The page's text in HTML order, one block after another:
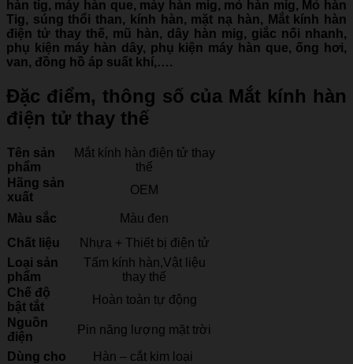
hàn tig, máy hàn que, máy hàn mig, mỏ hàn mig, Mỏ hàn
Tig, súng thổi than, kính hàn, mặt nạ hàn, Mắt kính hàn
điện tử thay thế, mũ hàn, dây hàn mig, giắc nối nhanh,
phụ kiện máy hàn dây, phụ kiện máy hàn que, ống hơi,
van, đồng hồ áp suất khí,….
Đặc điểm, thông số của Mắt kính hàn
điện tử thay thế
Tên sản
phẩm
Mắt kính hàn điện tử thay
thế
Hãng sản
xuất
OEM
Màu sắc
Màu đen
Chất liệu
Nhựa + Thiết bị điện tử
Loại sản
phẩm
Tấm kính hàn,Vật liệu
thay thế
Chế độ
bật tắt
Hoàn toàn tự động
Nguồn
điện
Pin năng lượng mặt trời
Dùng cho
Hàn – cắt kim loại